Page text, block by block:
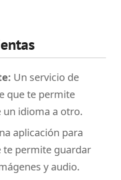
Un servicio de
que te permite
idioma a otro.
aplicación para
permite guardar
y audio.